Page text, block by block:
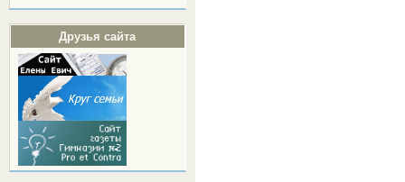
Друзья сайта